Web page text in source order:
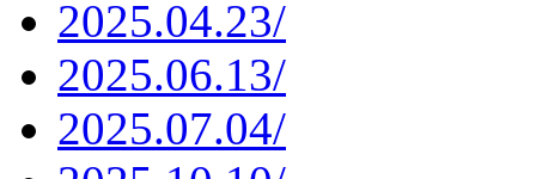
2025.04.23/
2025.06.13/
2025.07.04/